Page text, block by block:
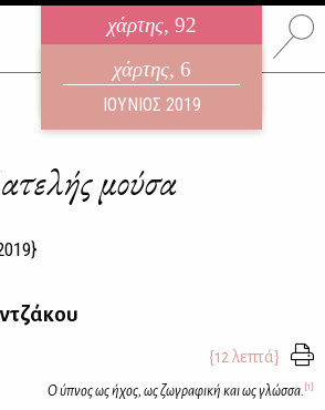
χάρτης, 92
ηλεκτρονικό περιοδικό
ΑΥΓΟΥΣΤΟΣ 2026
χάρτης, 6
ΙΟΥΝΙΟΣ 2019
μούσα
{12 λεπτά}
Ο ύπνος ως ήχος, ως ζω­γρα­φι­κή και ως γλώσ­σα.[1]